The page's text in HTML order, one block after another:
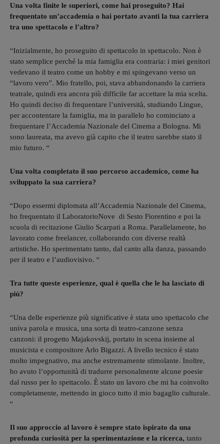
Una volta finite le superiori, come hai proseguito? Hai
frequentato un’accademia o hai portato avanti la tua carriera
tra uno spettacolo e l’altro?
“Inizialmente, ho proseguito di spettacolo in spettacolo. Non è
stato semplice perché la mia famiglia era contraria: i miei genitori
vedevano il teatro come un hobby e mi spingevano verso un
“lavoro vero”. Mio fratello, poi, stava abbandonando la carriera
teatrale, quindi era ancora più difficile far accettare la mia scelta.
Ho quindi deciso di frequentare l’università, studiando Lingue,
per accontentare la famiglia, ma in parallelo ho cominciato a
frequentare l’Accademia Nazionale del Cinema a Bologna. Mi
sono laureata, ma avevo già capito che il teatro sarebbe stato il
mio futuro. “
Una volta completato il suo percorso accademico, come ha
sviluppato la sua carriera?
“Dopo essermi diplomata all’Accademia Nazionale del Cinema,
ho frequentato il LaboratorioNove di Sesto Fiorentino e poi la
scuola di recitazione Giulio Scarpati a Roma. Parallelamente, ho
lavorato come freelancer, collaborando con diverse realtà
artistiche. Ho sperimentato tanto, dal canto alla danza, passando
per il teatro e l’audiovisivo. “
Tra tutte queste esperienze, qual è quella che le ha lasciato di
più?
“Una delle esperienze più significative è stata uno spettacolo che
univa parola e musica, una sorta di teatro-canzone senza
canzoni: il progetto Majakovskij, portato in scena insieme al
musicista e compositore Arlo Bigazzi. A livello tecnico è stato
molto impegnativo, ma anche estremamente stimolante. Inoltre,
ho avuto l’opportunità di tradurre personalmente alcune poesie
dal russo per lo spettacolo. È stato un lavoro che mi ha coinvolto
completamente, mettendo in gioco tutto il mio bagaglio culturale.
“
Il suo approccio al lavoro è sempre stato ispirato da una
profonda curiosità per la sperimentazione e la ricerca, tanto